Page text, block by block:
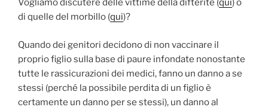
Vogliamo discutere delle vittime della difterite (qui) o
di quelle del morbillo (qui)?
Quando dei genitori decidono di non vaccinare il
proprio figlio sulla base di paure infondate nonostante
tutte le rassicurazioni dei medici, fanno un danno a se
stessi (perché la possibile perdita di un figlio è
certamente un danno per se stessi), un danno al